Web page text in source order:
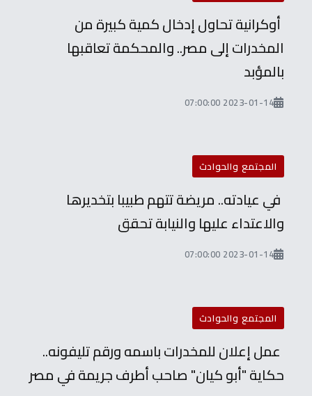
أوكرانية تحاول إدخال كمية كبيرة من
المخدرات إلى مصر.. والمحكمة تعاقبها
بالمؤبد
2023-01-14 07:00:00
المجتمع والحوادث
في عيادته.. مريضة تتهم طبيبا بتخديرها
والاعتداء عليها والنيابة تحقق
2023-01-14 07:00:00
المجتمع والحوادث
عمل إعلان للمخدرات باسمه ورقم تليفونه..
حكاية "أبو كيان" صاحب أطرف جريمة في مصر